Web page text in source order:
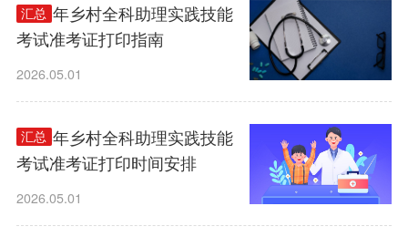
汇总
2026年乡村全科助理实践技能
考试准考证打印指南
2026.05.01
汇总
2026年乡村全科助理实践技能
考试准考证打印时间安排
2026.05.01